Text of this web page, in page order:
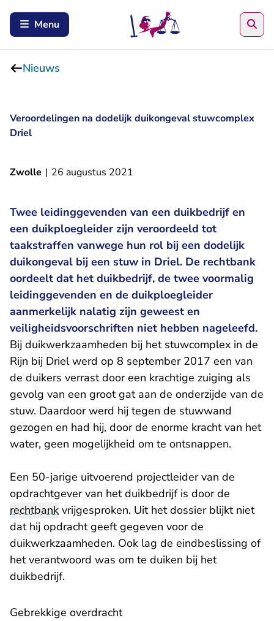
Menu
Nieuws
Veroordelingen na dodelijk duikongeval stuwcomplex
Driel
Zwolle | 26 augustus 2021
Twee leidinggevenden van een duikbedrijf en
een duikploegleider zijn veroordeeld tot
taakstraffen vanwege hun rol bij een dodelijk
duikongeval bij een stuw in Driel. De rechtbank
oordeelt dat het duikbedrijf, de twee voormalig
leidinggevenden en de duikploegleider
aanmerkelijk nalatig zijn geweest en
veiligheidsvoorschriften niet hebben nageleefd.
Bij duikwerkzaamheden bij het stuwcomplex in de
Rijn bij Driel werd op 8 september 2017 een van
de duikers verrast door een krachtige zuiging als
gevolg van een groot gat aan de onderzijde van de
stuw. Daardoor werd hij tegen de stuwwand
gezogen en had hij, door de enorme kracht van het
water, geen mogelijkheid om te ontsnappen.
Een 50-jarige uitvoerend projectleider van de
opdrachtgever van het duikbedrijf is door de
rechtbank vrijgesproken. Uit het dossier blijkt niet
dat hij opdracht geeft gegeven voor de
duikwerkzaamheden. Ook lag de eindbeslissing of
het verantwoord was om te duiken bij het
duikbedrijf.
Gebrekkige overdracht